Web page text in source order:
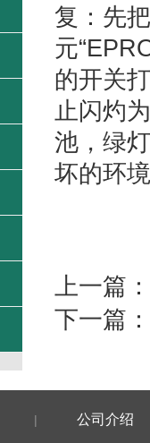
复：先
元
的开关
止闪灼
池，绿
坏的环
上一篇：
下一篇：
| 公司介绍